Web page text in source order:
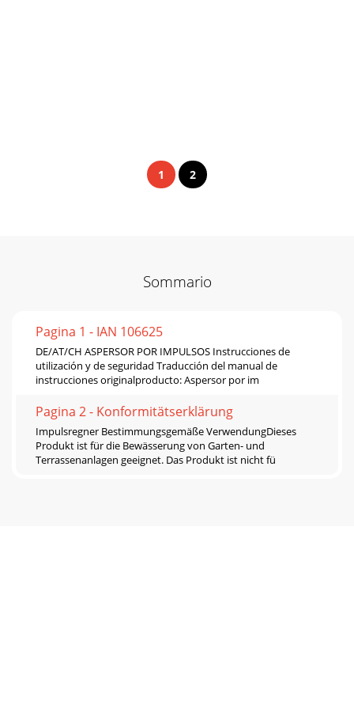
1 2
Sommario
Pagina 1 - IAN 106625
DE/AT/CH ASPERSOR POR IMPULSOS Instrucciones de
utilización y de seguridad Traducción del manual de
instrucciones originalproducto: Aspersor por im
Pagina 2 - Konformitätserklärung
Impulsregner Bestimmungsgemäße VerwendungDieses
Produkt ist für die Bewässerung von Garten- und
Terrassenanlagen geeignet. Das Produkt ist nicht fü